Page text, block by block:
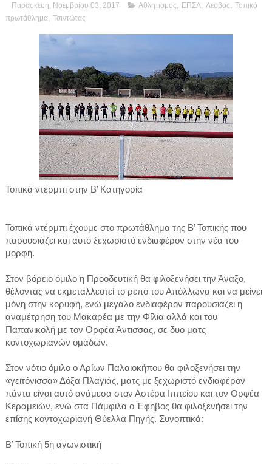
Παρασκευή, Νοεμβρίου 03, 2017 Αθλητισμός ΕΠΣΛ, Λεσβος
Τοπικό
πρωτάθλημα, Τσιντώτας
Τοπικά ντέρμπι στην Β’ Κατηγορία
Τοπικά ντέρμπι έχουμε στο πρωτάθλημα της Β’ Τοπικής που
παρουσιάζει και αυτό ξεχωριστό ενδιαφέρον στην νέα του
μορφή.
Στον βόρειο όμιλο η Προοδευτική θα φιλοξενήσει την Άναξο,
θέλοντας να εκμεταλλευτεί το ρεπό του Απόλλωνα και να μείνει
μόνη στην κορυφή, ενώ μεγάλο ενδιαφέρον παρουσιάζει η
αναμέτρηση του Μακαρέα με την Φίλια αλλά και του
Παπανικολή με τον Ορφέα Άντισσας, σε δυο ματς
κοντοχωριανών ομάδων.
Στον νότιο όμιλο ο Αρίων Παλαιοκήπου θα φιλοξενήσει την
«γειτόνισσα» Δόξα Πλαγιάς, ματς με ξεχωριστό ενδιαφέρον
πάντα είναι αυτό ανάμεσα στον Αστέρα Ιππείου και τον Ορφέα
Κεραμειών, ενώ στα Πάμφιλα ο Έφηβος θα φιλοξενήσει την
επίσης κοντοχωριανή Θύελλα Πηγής. Συνοπτικά:
Β’ Τοπική 5η αγωνιστική